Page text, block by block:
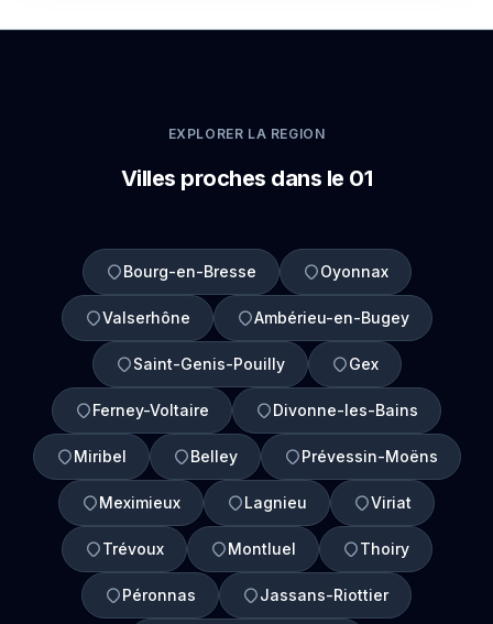
EXPLORER LA REGION
Villes proches dans le 01
Bourg-en-Bresse Oyonnax
Valserhône Ambérieu-en-Bugey
Saint-Genis-Pouilly Gex
Ferney-Voltaire Divonne-les-Bains
Miribel Belley Prévessin-Moëns
Meximieux Lagnieu Viriat
Trévoux Montluel Thoiry
Péronnas Jassans-Riottier